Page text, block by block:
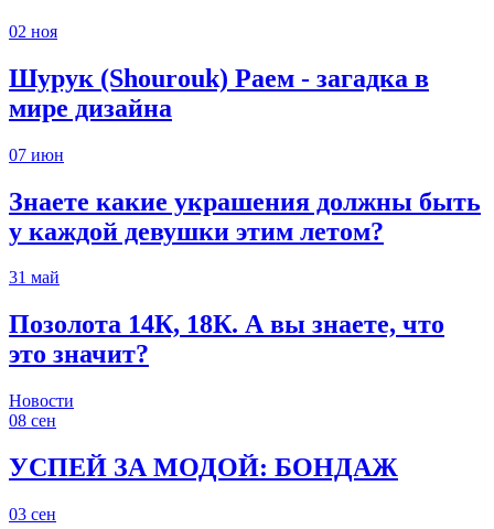
02 ноя
Шурук (Shourouk) Раем - загадка в
мире дизайна
07 июн
Знаете какие украшения должны быть
у каждой девушки этим летом?
31 май
Позолота 14К, 18К. А вы знаете, что
это значит?
Новости
08 сен
УСПЕЙ ЗА МОДОЙ: БОНДАЖ
03 сен